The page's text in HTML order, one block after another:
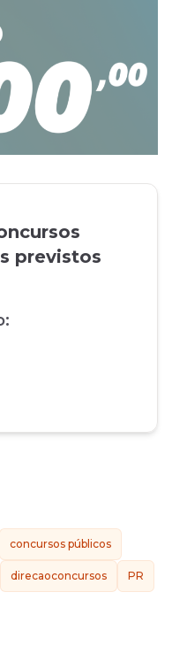
previstos
concursos públicos
direcaoconcursos PR